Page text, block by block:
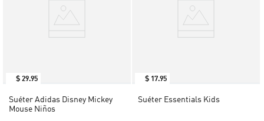
$ 29.95
Suéter Adidas Disney Mickey
Mouse Niños
$ 17.95
Suéter Essentials Kids